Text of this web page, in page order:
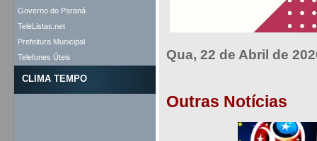
Governo do Paraná
TeleListas.net
Prefeitura Municipal
Telefones Úteis
CLIMA TEMPO
Qua, 22 de Abril de
Outras Notícias